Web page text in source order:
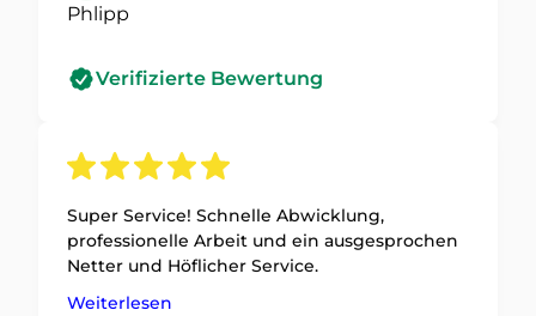
Phlipp
Verifizierte Bewertung
Super Service! Schnelle Abwicklung,
professionelle Arbeit und ein ausgesprochen
Netter und Höflicher Service.
Weiterlesen